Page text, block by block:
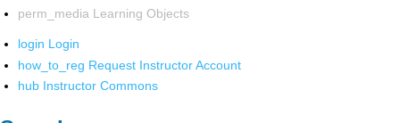
perm_media Learning Objects
login Login
how_to_reg Request Instructor Account
hub Instructor Commons